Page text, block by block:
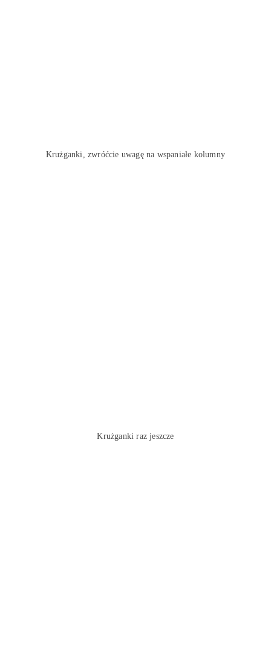
Krużganki, zwróćcie uwagę na wspaniałe kolumny
Krużganki raz jeszcze